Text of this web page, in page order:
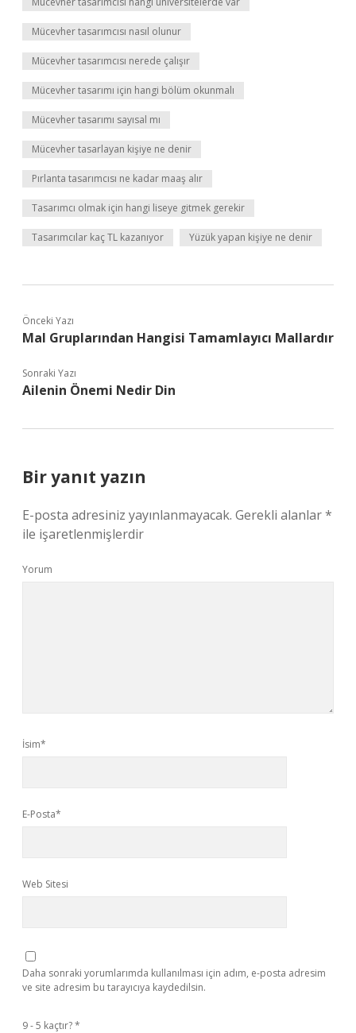
Mücevher tasarımcısı nasıl olunur
Mücevher tasarımcısı nerede çalışır
Mücevher tasarımı için hangi bölüm okunmalı
Mücevher tasarımı sayısal mı
Mücevher tasarlayan kişiye ne denir
Pırlanta tasarımcısı ne kadar maaş alır
Tasarımcı olmak için hangi liseye gitmek gerekir
Tasarımcılar kaç TL kazanıyor Yüzük yapan kişiye ne denir
Önceki Yazı
Mal Gruplarından Hangisi Tamamlayıcı Mallardır
Sonraki Yazı
Ailenin Önemi Nedir Din
Bir yanıt yazın
E-posta adresiniz yayınlanmayacak. Gerekli alanlar*
ile işaretlenmişlerdir
Yorum
İsim*
E-Posta*
Web Sitesi
Daha sonraki yorumlarımda kullanılması için adım, e-posta adresim
ve site adresim bu tarayıcıya kaydedilsin.
9 - 5 kaçtır?*